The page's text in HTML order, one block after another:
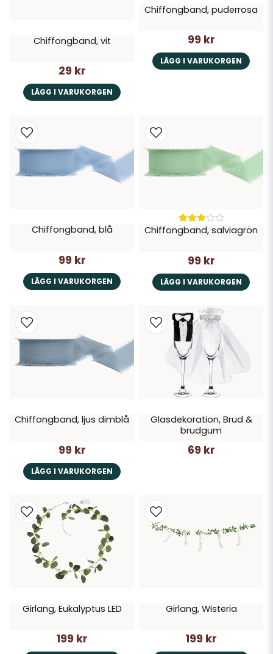
Chiffongband, vit
29 kr
LÄGG I VARUKORGEN
Chiffongband, puderrosa
99 kr
LÄGG I VARUKORGEN
Chiffongband, blå
99 kr
LÄGG I VARUKORGEN
Chiffongband, salviagrön
99 kr
LÄGG I VARUKORGEN
Chiffongband, ljus dimblå
99 kr
LÄGG I VARUKORGEN
Glasdekoration, Brud &
brudgum
69 kr
Girlang, Eukalyptus LED
199 kr
Girlang, Wisteria
199 kr